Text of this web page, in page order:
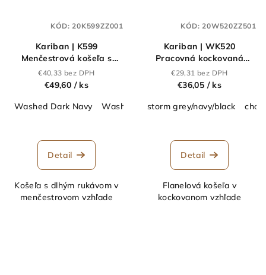
Kariban | K599
Menčestrová košeľa s
dlhým rukávom_20.K599
€40,33 bez DPH
€49,60 / ks
Washed Dark Navy
Washed Dusky Khaki washed brandy
Detail
Košeľa s dlhým rukávom v
menčestrovom vzhľade
KÓD:20K599ZZ001
Kariban | WK520
Pracovná kockovaná
košeľa_20.W520
€29,31 bez DPH
€36,05 / ks
storm grey/navy/black
Detail
Flanelová košeľa v
kockovanom vzhľade
KÓD:20W520ZZ501